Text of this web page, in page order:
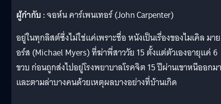
ผู้กำกับ :จอห์น คาร์เพนเทอร์ (John Carpenter)
อยู่ในทุกลิสต์ซึ่งไม่ใช่แค่เพราะชื่อ หนังเป็นเรื่องของไมเคิล มา
อร์ส (Michael Myers) ที่ฆ่าพี่สาววัย 15 ตั้งแต่ตัวเองอายุแค่ 6
ขวบ ก่อนถูกส่งไปอยู่โรงพยาบาลโรคจิต 15 ปีผ่านเขาหนีออกมา
และตามล่าบางคนด้วยเหตุผลบางอย่างที่บ้านเกิด